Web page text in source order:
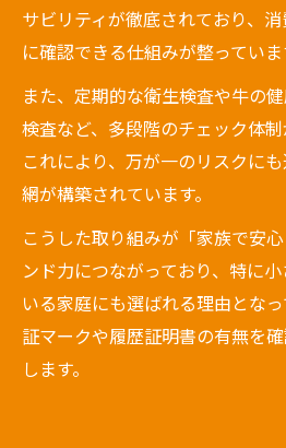
サビリティが徹底されており、
に確認できる仕組みが整っていま
また、定期的な衛生検査や牛の
検査など、多段階のチェック体制
これにより、万が一のリスクに
網が構築されています。
こうした取り組みが「家族で安
ンド力につながっており、特に
いる家庭にも選ばれる理由とな
証マークや履歴証明書の有無を
します。